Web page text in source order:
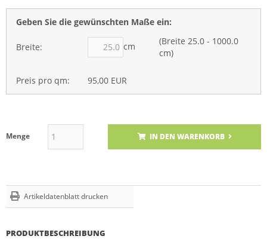
Geben Sie die gewünschten Maße ein:
Breite: cm
(Breite 25.0 - 1000.0
cm)
Preis pro qm: 95,00 EUR
Menge IN DEN WARENKORB
Artikeldatenblatt drucken
PRODUKTBESCHREIBUNG